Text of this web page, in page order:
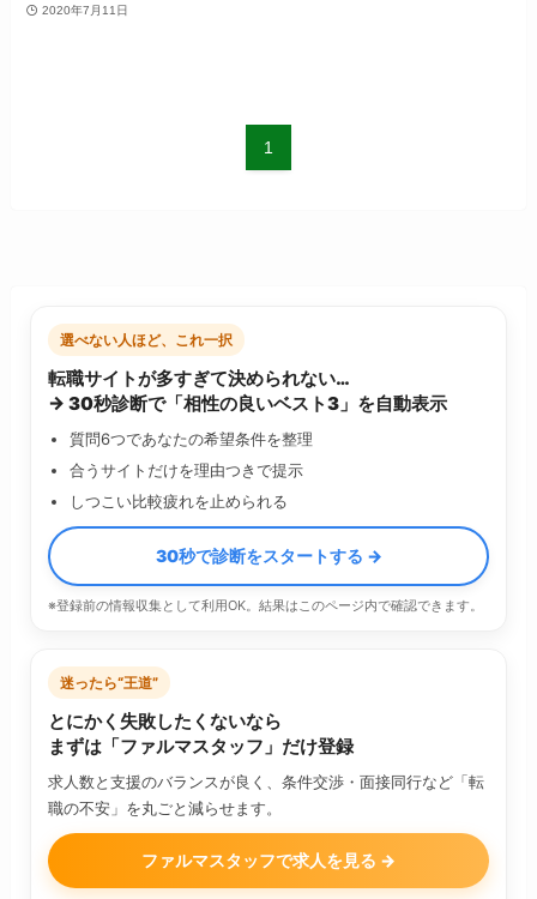
2020年7月11日
1
選べない人ほど、これ一択
転職サイトが多すぎて決められない…
→ 30秒診断で「相性の良いベスト3」を自動表示
質問6つであなたの希望条件を整理
合うサイトだけを理由つきで提示
しつこい比較疲れを止められる
30秒で診断をスタートする →
※登録前の情報収集として利用OK。結果はこのページ内で確認できます。
迷ったら“王道”
とにかく失敗したくないなら
まずは「ファルマスタッフ」だけ登録
求人数と支援のバランスが良く、条件交渉・面接同行など「転
職の不安」を丸ごと減らせます。
ファルマスタッフで求人を見る →